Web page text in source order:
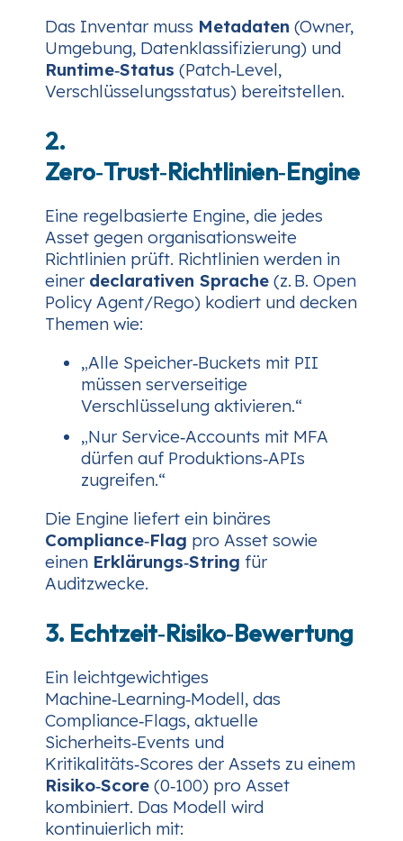
Das Inventar muss Metadaten (Owner,
Umgebung, Datenklassifizierung) und
Runtime‑Status (Patch‑Level,
Verschlüsselungsstatus) bereitstellen.
2.
Zero‑Trust‑Richtlinien‑Engine
Eine regelbasierte Engine, die jedes
Asset gegen organisationsweite
Richtlinien prüft. Richtlinien werden in
einer declarativen Sprache (z. B. Open
Policy Agent/Rego) kodiert und decken
Themen wie:
„Alle Speicher‑Buckets mit PII
müssen serverseitige
Verschlüsselung aktivieren.“
„Nur Service‑Accounts mit MFA
dürfen auf Produktions‑APIs
zugreifen.“
Die Engine liefert ein binäres
Compliance‑Flag pro Asset sowie
einen Erklärungs‑String für
Auditzwecke.
3. Echtzeit‑Risiko‑Bewertung
Ein leichtgewichtiges
Machine‑Learning‑Modell, das
Compliance‑Flags, aktuelle
Sicherheits‑Events und
Kritikalitäts‑Scores der Assets zu einem
Risiko‑Score (0‑100) pro Asset
kombiniert. Das Modell wird
kontinuierlich mit: